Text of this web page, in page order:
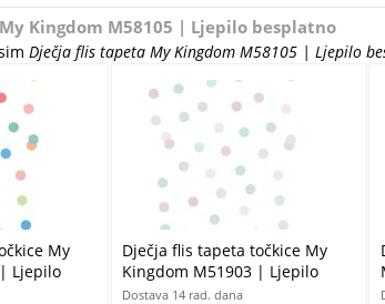
Kingdom M58105 | Ljepilo besplatno
Dječja flis tapeta My Kingdom M58105 | Ljepilo
My
Ljepilo
Dječja flis tapeta točkice My
Kingdom M51903 | Ljepilo
besplatno
Dostava 14 rad. dana